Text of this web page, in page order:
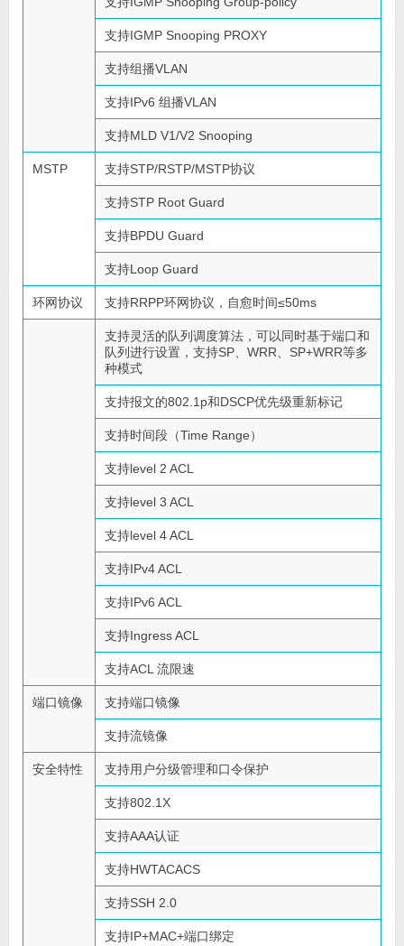
支持IGMP Snooping PROXY
支持组播VLAN
支持IPv6 组播VLAN
支持MLD V1/V2 Snooping
MSTP 支持STP/RSTP/MSTP协议
支持STP Root Guard
支持BPDU Guard
支持Loop Guard
环网协议 支持RRPP环网协议，自愈时间≤50ms
支持灵活的队列调度算法，可以同时基于端口和
队列进行设置，支持SP、WRR、SP+WRR等多
种模式
支持报文的802.1p和DSCP优先级重新标记
支持时间段（Time Range）
支持level 2 ACL
支持level 3 ACL
支持level 4 ACL
支持IPv4 ACL
支持IPv6 ACL
支持Ingress ACL
支持ACL 流限速
端口镜像 支持端口镜像
支持流镜像
安全特性 支持用户分级管理和口令保护
支持802.1X
支持AAA认证
支持HWTACACS
支持SSH 2.0
支持IP+MAC+端口绑定